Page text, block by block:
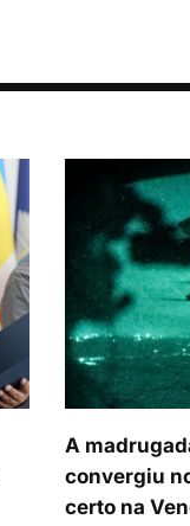
A
convergiu
certo na